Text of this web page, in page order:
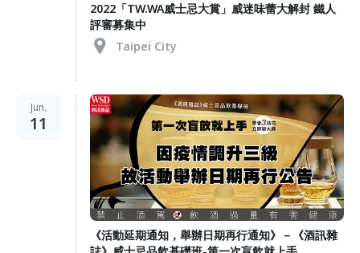
2022「TW.WA威士忌大賞」威迷味蕾大解封 鐵人
評審募集中
Taipei City
Jun.
11
《活動延期通知，舉辦日期再行通知》－《酒訊雜